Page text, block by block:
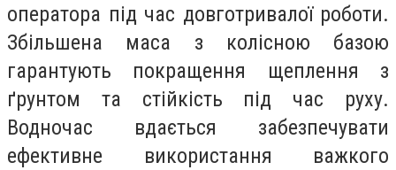
оператора під час довготривалої роботи.
Збільшена маса з колісною базою
гарантують покращення щеплення з
ґрунтом та стійкість під час руху.
Водночас вдається забезпечувати
ефективне використання важкого